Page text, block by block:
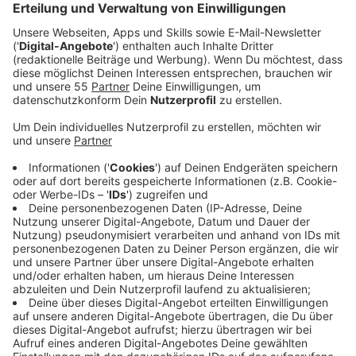
Anzeige
Auszug aus der neuen Folge seines Podcasts
Anzeige